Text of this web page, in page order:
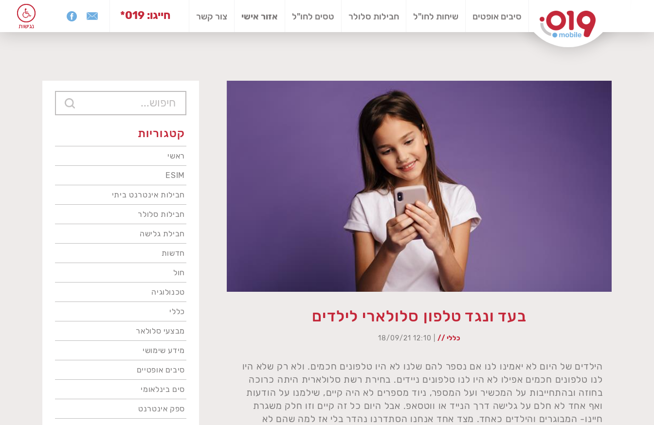
נגישות
נגישות
סיבים אופטים שיחות לחו"ל חבילות סלולר טסים לחו"ל אזור אישי צור קשר *019 :חייגו
בעד ונגד טלפון סלולארי לילדים
כללי //
הילדים של היום לא יאמינו לנו אם נספר להם שלנו לא היו טלפונים חכמים. ולא רק שלא היו
לנו טלפונים חכמים אפילו לא היו לנו טלפונים ניידים. בחירת רשת סלולארית היתה כרוכה
בחוזה ובהתחייבות על המכשיר ועל המספר, ניוד מספרים לא היה קיים, שילמנו על הודעות
ואף אחד לא חלם על גלישה דרך הנייד או ווטסאפ. אבל היום כל זה קיים וזו חלק משגרת
חיינו- המבוגרים והילדים כאחד. מצד אחד אנחנו הסתדרנו נהדר בלי אז למה שהם לא
קטגוריות
ראשי
ESIM
חבילות אינטרנט ביתי
חבילות סלולר
חבילת גלישה
חדשות
חול
טכנולוגיה
כללי
מבצעי סלולאר
מידע שימושי
סיבים אופטיים
סים בינלאומי
ספק אינטרנט